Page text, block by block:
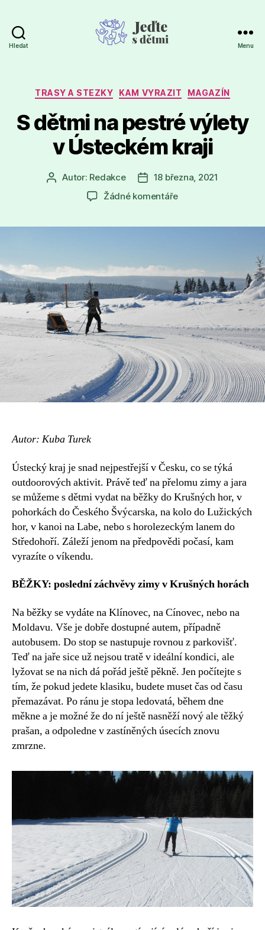
Hledat Menu
Rubriky
TRASY A STEZKY KAM VYRAZIT MAGAZÍN
S dětmi na pestré výlety
v Ústeckém kraji
Autor
příspěvku
Autor: Redakce
Datum
příspěvku
18 března, 2021
Žádné komentářeu
na
pestré
výlety
Ústeckém
kraji
Autor: Kuba Turek
Ústecký kraj je snad nejpestřejší v Česku, co se týká
outdoorových aktivit. Právě teď na přelomu zimy a jara
se můžeme s dětmi vydat na běžky do Krušných hor, v
pohorkách do Českého Švýcarska, na kolo do Lužických
hor, v kanoi na Labe, nebo s horolezeckým lanem do
Středohoří. Záleží jenom na předpovědi počasí, kam
vyrazíte o víkendu.
BĚŽKY: poslední záchvěvy zimy v Krušných horách
Na běžky se vydáte na Klínovec, na Cínovec, nebo na
Moldavu. Vše je dobře dostupné autem, případně
autobusem. Do stop se nastupuje rovnou z parkovišť.
Teď na jaře sice už nejsou tratě v ideální kondici, ale
lyžovat se na nich dá pořád ještě pěkně. Jen počítejte s
tím, že pokud jedete klasiku, budete muset čas od času
přemazávat. Po ránu je stopa ledovatá, během dne
měkne a je možné že do ní ještě nasněží nový ale těžký
prašan, a odpoledne v zastíněných úsecích znovu
zmrzne.